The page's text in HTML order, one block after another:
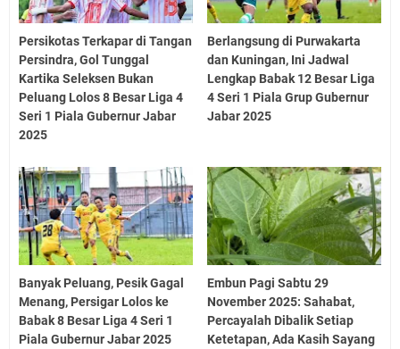
Persikotas Terkapar di Tangan
Persindra, Gol Tunggal
Kartika Seleksen Bukan
Peluang Lolos 8 Besar Liga 4
Seri 1 Piala Gubernur Jabar
2025
Berlangsung di Purwakarta
dan Kuningan, Ini Jadwal
Lengkap Babak 12 Besar Liga
4 Seri 1 Piala Grup Gubernur
Jabar 2025
Banyak Peluang, Pesik Gagal
Menang, Persigar Lolos ke
Babak 8 Besar Liga 4 Seri 1
Piala Gubernur Jabar 2025
Embun Pagi Sabtu 29
November 2025: Sahabat,
Percayalah Dibalik Setiap
Ketetapan, Ada Kasih Sayang